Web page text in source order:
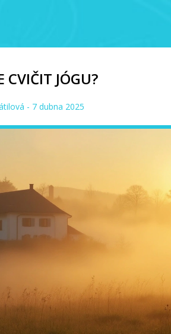
CVIČIT JÓGU?
- 7 dubna 2025